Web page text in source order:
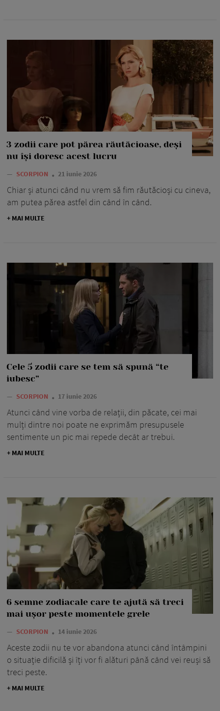
3 zodii care pot părea răutăcioase, deși
nu își doresc acest lucru
— SCORPION 21 iunie 2026
Chiar și atunci când nu vrem să fim răutăcioși cu cineva,
am putea părea astfel din când în când.
+ MAI MULTE
Cele 5 zodii care se tem să spună “te
iubesc”
— SCORPION 17 iunie 2026
Atunci când vine vorba de relații, din păcate, cei mai
mulți dintre noi poate ne exprimăm presupusele
sentimente un pic mai repede decât ar trebui.
+ MAI MULTE
6 semne zodiacale care te ajută să treci
mai ușor peste momentele grele
— SCORPION 14 iunie 2026
Aceste zodii nu te vor abandona atunci când întâmpini
o situație dificilă și îți vor fi alături până când vei reuși să
treci peste.
+ MAI MULTE